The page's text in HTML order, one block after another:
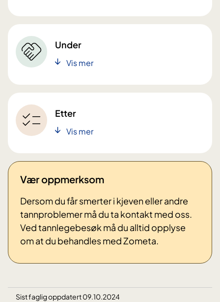
Under
Vis mer
Etter
Vis mer
Vær oppmerksom
Dersom du får smerter i kjeven eller andre
tannproblemer må du ta kontakt med oss.
Ved tannlegebesøk må du alltid opplyse
om at du behandles med Zometa.
Sist faglig oppdatert 09.10.2024